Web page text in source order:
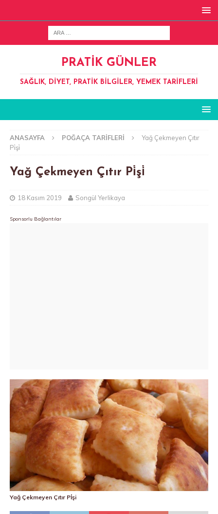
PRATIK GÜNLER
SAĞLIK, DIYET, PRATIK BILGILER, YEMEK TARIFLERI
ANASAYFA POĞAÇA TARIFLERI
Yağ Çekmeyen Çıtır
Pi̇şi̇
Yağ Çekmeyen Çıtır Pi̇şi̇
18 Kasım 2019 Songül Yerlikaya
Sponsorlu Bağlantılar
Yağ Çekmeyen Çıtır Pi̇şi